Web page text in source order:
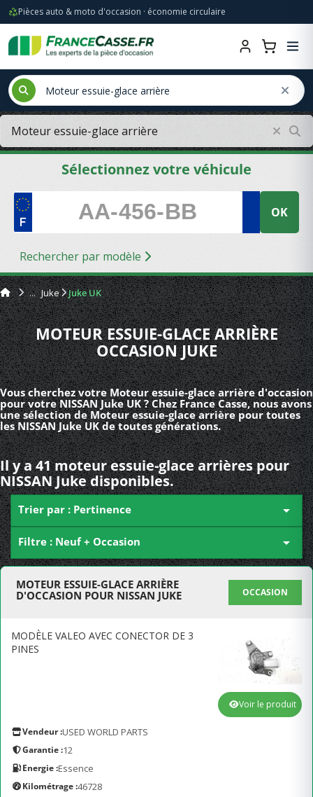
Pièces auto & moto d'occasion · économie circulaire
Sélectionnez votre véhicule
OK
Rechercher par modèle
Juke Juke UK
MOTEUR ESSUIE-GLACE ARRIÈRE
OCCASION JUKE
Vous cherchez votre Moteur essuie-glace arrière d'occasion
pour votre NISSAN Juke UK ? Chez France Casse, nous avons
une sélection de Moteur essuie-glace arrière pour toutes
les NISSAN Juke UK de toutes générations.
Il y a 41 moteur essuie-glace arrières pour
NISSAN Juke disponibles.
Trier par : Pertinence 
Filtre : Neuf + Occasion 
MOTEUR ESSUIE-GLACE ARRIÈRE
D'OCCASION POUR NISSAN JUKE
OCCASION
MODÈLE VALEO AVEC CONECTOR DE 3
PINES
Vendeur :USED WORLD PARTS
Garantie :12
Energie :Essence
Kilométrage :46728
Voir le produit